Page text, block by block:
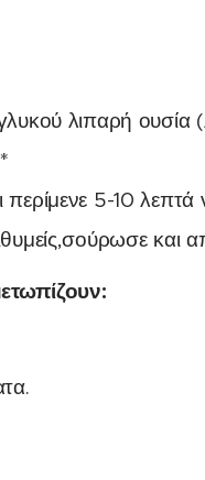
λιπαρή ουσία
5-10 λεπτά
και